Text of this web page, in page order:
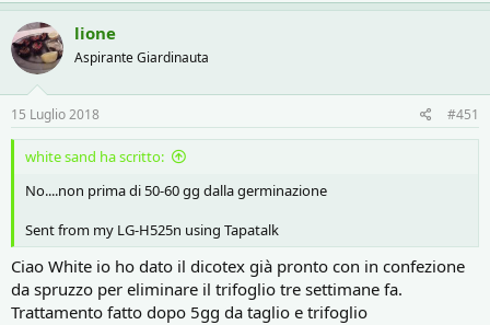
lione
Aspirante Giardinauta
15 Luglio 2018 #451
white sand ha scritto:
No....non prima di 50-60 gg dalla germinazione
Sent from my LG-H525n using Tapatalk
Ciao White io ho dato il dicotex già pronto con in confezione
da spruzzo per eliminare il trifoglio tre settimane fa.
Trattamento fatto dopo 5gg da taglio e trifoglio